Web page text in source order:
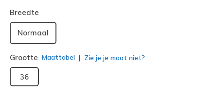
Breedte
Normaal
Grootte Maattabel Zie je je maat niet?
36